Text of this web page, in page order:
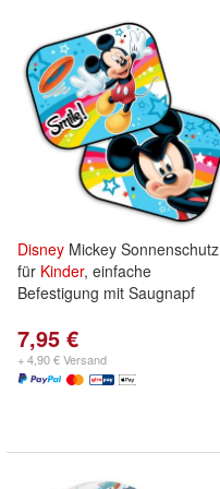
Disney Mickey Sonnenschutz
für Kinder, einfache
Befestigung mit Saugnapf
7,95 €
+ 4,90 € Versand